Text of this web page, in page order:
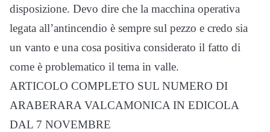
disposizione. Devo dire che la macchina operativa
legata all’antincendio è sempre sul pezzo e credo sia
un vanto e una cosa positiva considerato il fatto di
come è problematico il tema in valle.
ARTICOLO COMPLETO SUL NUMERO DI
ARABERARA VALCAMONICA IN EDICOLA
DAL 7 NOVEMBRE